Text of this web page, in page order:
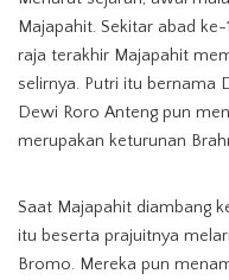
Majapahit. Sekitar abad
raja terakhir Majapahit
selirnya. Putri itu bernama
Dewi Roro Anteng pun
merupakan keturunan
Saat Majapahit diambang
itu beserta prajuitnya
Bromo. Mereka pun